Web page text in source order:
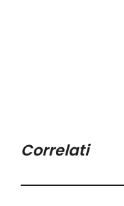
Correlati